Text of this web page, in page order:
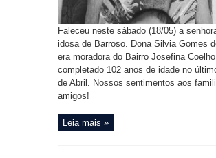
Faleceu neste sábado (18/05) a
idosa de Barroso. Dona Silvia Gomes
era moradora do Bairro Josefina
completado 102 anos de idade no
de Abril. Nossos sentimentos aos
amigos!
Leia mais »